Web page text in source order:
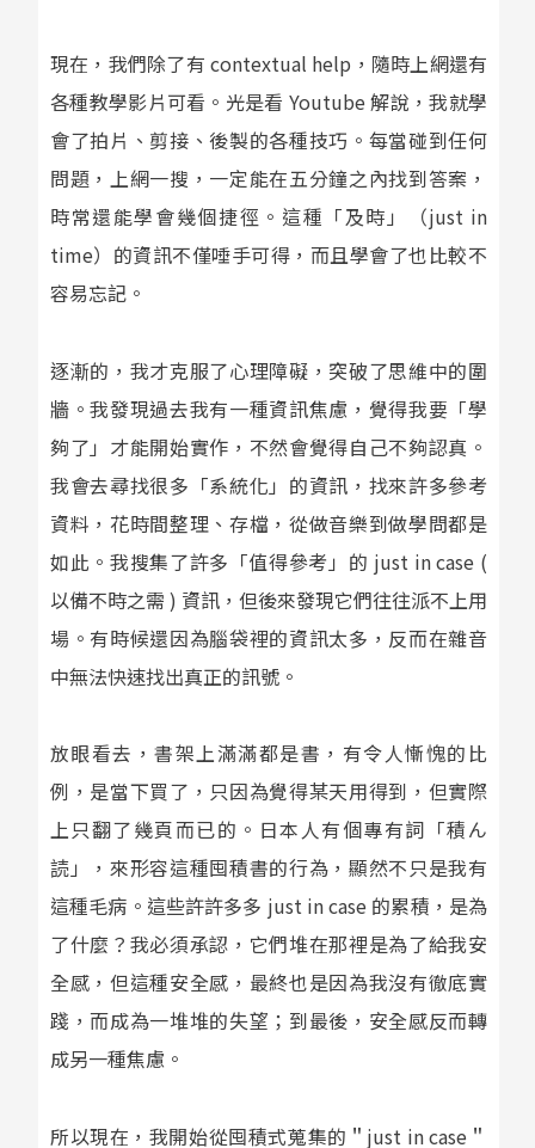
現在，我們除了有 contextual help，隨時上網還有
各種教學影片可看。光是看 Youtube 解說，我就學
會了拍片、剪接、後製的各種技巧。每當碰到任何
問題，上網一搜，一定能在五分鐘之內找到答案，
時常還能學會幾個捷徑。這種「及時」（just in
time）的資訊不僅唾手可得，而且學會了也比較不
容易忘記。
逐漸的，我才克服了心理障礙，突破了思維中的圍
牆。我發現過去我有一種資訊焦慮，覺得我要「學
夠了」才能開始實作，不然會覺得自己不夠認真。
我會去尋找很多「系統化」的資訊，找來許多參考
資料，花時間整理、存檔，從做音樂到做學問都是
如此。我搜集了許多「值得參考」的 just in case (
以備不時之需 ) 資訊，但後來發現它們往往派不上用
場。有時候還因為腦袋裡的資訊太多，反而在雜音
中無法快速找出真正的訊號。
放眼看去，書架上滿滿都是書，有令人慚愧的比
例，是當下買了，只因為覺得某天用得到，但實際
上只翻了幾頁而已的。日本人有個專有詞「積ん
読」，來形容這種囤積書的行為，顯然不只是我有
這種毛病。這些許許多多 just in case 的累積，是為
了什麼？我必須承認，它們堆在那裡是為了給我安
全感，但這種安全感，最終也是因為我沒有徹底實
踐，而成為一堆堆的失望；到最後，安全感反而轉
成另一種焦慮。
所以現在，我開始從囤積式蒐集的＂just in case＂